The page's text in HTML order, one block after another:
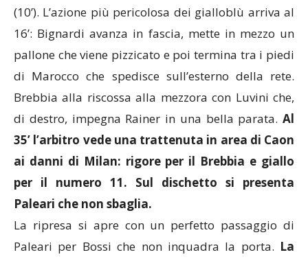
(10’). L’azione più pericolosa dei gialloblù arriva al
16’: Bignardi avanza in fascia, mette in mezzo un
pallone che viene pizzicato e poi termina tra i piedi
di Marocco che spedisce sull’esterno della rete.
Brebbia alla riscossa alla mezzora con Luvini che,
di destro, impegna Rainer in una bella parata. Al
35’ l’arbitro vede una trattenuta in area di Caon
ai danni di Milan: rigore per il Brebbia e giallo
per il numero 11. Sul dischetto si presenta
Paleari che non sbaglia.
La ripresa si apre con un perfetto passaggio di
Paleari per Bossi che non inquadra la porta. La